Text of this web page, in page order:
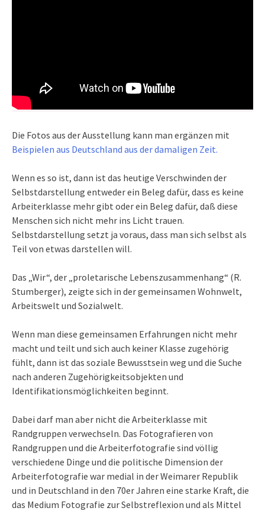
Die Fotos aus der Ausstellung kann man ergänzen mit
Beispielen aus Deutschland aus der damaligen Zeit.
Wenn es so ist, dann ist das heutige Verschwinden der
Selbstdarstellung entweder ein Beleg dafür, dass es keine
Arbeiterklasse mehr gibt oder ein Beleg dafür, daß diese
Menschen sich nicht mehr ins Licht trauen.
Selbstdarstellung setzt ja voraus, dass man sich selbst als
Teil von etwas darstellen will.
Das „Wir“, der „proletarische Lebenszusammenhang“ (R.
Stumberger), zeigte sich in der gemeinsamen Wohnwelt,
Arbeitswelt und Sozialwelt.
Wenn man diese gemeinsamen Erfahrungen nicht mehr
macht und teilt und sich auch keiner Klasse zugehörig
fühlt, dann ist das soziale Bewusstsein weg und die Suche
nach anderen Zugehörigkeitsobjekten und
Identifikationsmöglichkeiten beginnt.
Dabei darf man aber nicht die Arbeiterklasse mit
Randgruppen verwechseln. Das Fotografieren von
Randgruppen und die Arbeiterfotografie sind völlig
verschiedene Dinge und die politische Dimension der
Arbeiterfotografie war medial in der Weimarer Republik
und in Deutschland in den 70er Jahren eine starke Kraft, die
das Medium Fotografie zur Selbstreflexion und als Mittel